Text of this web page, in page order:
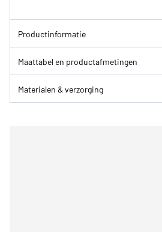
Productinformatie
Maattabel en productafmetingen
Materialen & verzorging